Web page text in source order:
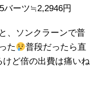
バーツ≒2,2946円
、ソンクラーンで普
た
普段だったら直
ど倍の出費は痛いね